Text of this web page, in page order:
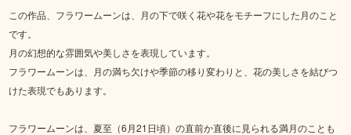
この作品、フラワームーンは、月の下で咲く花や花をモチーフにした月のこと
です。
月の幻想的な雰囲気や美しさを表現しています。
フラワームーンは、月の満ち欠けや季節の移り変わりと、花の美しさを結びつ
けた表現でもあります。
フラワームーンは、夏至（6月21日頃）の直前か直後に見られる満月のことも